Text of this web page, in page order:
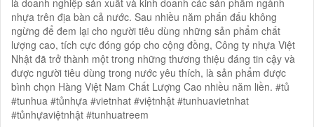
nhựa trên địa bàn cả nước. Sau nhiều năm phấn đấu không
ngừng để đem lại cho người tiêu dùng những sản phẩm chất
lượng cao, tích cực đóng góp cho cộng đồng, Công ty nhựa Việt
Nhật đã trở thành một trong những thương thiệu đáng tin cậy và
được người tiêu dùng trong nước yêu thích, là sản phẩm được
bình chọn Hàng Việt Nam Chất Lượng Cao nhiều năm liền. #tủ
#tunhua #tủnhựa #vietnhat #việtnhật #tunhuavietnhat
#tủnhựaviệtnhật #tunhuatreem